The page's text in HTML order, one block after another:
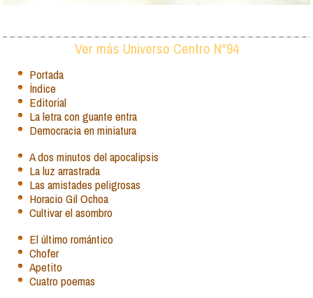
Ver más Universo Centro N°94
Portada
Índice
Editorial
La letra con guante entra
Democracia en miniatura
A dos minutos del apocalipsis
La luz arrastrada
Las amistades peligrosas
Horacio Gil Ochoa
Cultivar el asombro
El último romántico
Chofer
Apetito
Cuatro poemas